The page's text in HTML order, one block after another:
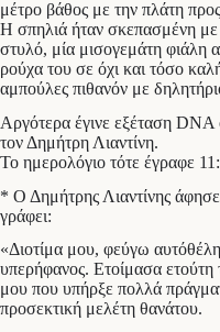
μέτρο βάθος με την πλάτη
Η σπηλιά ήταν σκεπασμένη με
στυλό, μία μισογεμάτη φιάλη
ρούχα του σε όχι και τόσο
αμπούλες πιθανόν με
Αργότερα έγινε εξέταση DNA
τον Δημήτρη Λιαντίνη.
Το ημερολόγιο τότε έγραφε
* Ο Δημήτρης Λιαντίνης
γράφει:
«Διοτίμα μου, φεύγω
υπερήφανος. Ετοίμασα
μου που υπήρξε πολλά
προσεκτική μελέτη θανάτου.